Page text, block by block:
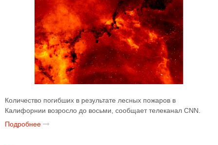
Количество погибших в результате лесных пожаров в
Калифорнии возросло до восьми, сообщает телеканал CNN.
Подробнее